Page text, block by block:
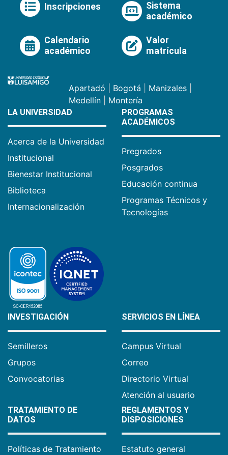
Inscripciones
Sistema
académico
Calendario
académico
Valor
matrícula
Apartadó Bogotá Manizales
Medellín
Montería
LA UNIVERSIDAD
Acerca de la Universidad
Institucional
Bienestar Institucional
Biblioteca
Internacionalización
PROGRAMAS
ACADÉMICOS
Pregrados
Posgrados
Educación continua
Programas Técnicos y
Tecnologías
INVESTIGACIÓN
Semilleros
Grupos
Convocatorias
SERVICIOS EN LÍNEA
Campus Virtual
Correo
Directorio Virtual
Atención al usuario
TRATAMIENTO DE
DATOS
Políticas de Tratamiento
REGLAMENTOS Y
DISPOSICIONES
Estatuto general